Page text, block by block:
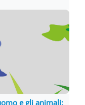
e gli animali: